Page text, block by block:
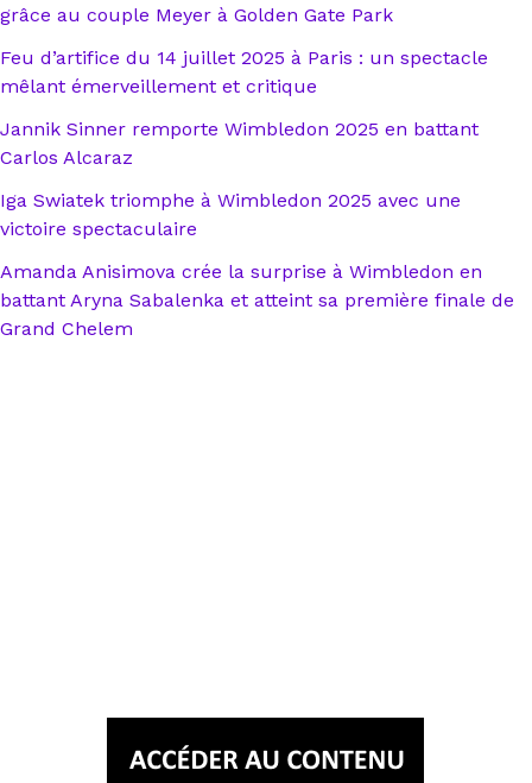
grâce au couple Meyer à Golden Gate Park
Feu d’artifice du 14 juillet 2025 à Paris : un spectacle
mêlant émerveillement et critique
Jannik Sinner remporte Wimbledon 2025 en battant
Carlos Alcaraz
Iga Swiatek triomphe à Wimbledon 2025 avec une
victoire spectaculaire
Amanda Anisimova crée la surprise à Wimbledon en
battant Aryna Sabalenka et atteint sa première finale de
Grand Chelem